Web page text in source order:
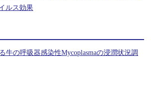
ルス効果
牛の呼吸器感染性Mycoplasmaの浸潤状況調